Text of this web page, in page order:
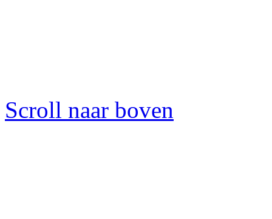
Scroll naar boven